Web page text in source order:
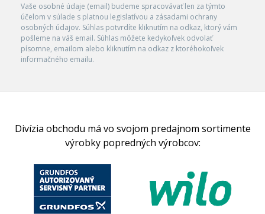
Vaše osobné údaje (email) budeme spracovávať len za týmto
účelom v súlade s platnou legislatívou a zásadami ochrany
osobných údajov. Súhlas potvrdíte kliknutím na odkaz, ktorý vám
pošleme na váš email. Súhlas môžete kedykoľvek odvolať
písomne, emailom alebo kliknutím na odkaz z ktoréhokoľvek
informačného emailu.
Divízia obchodu má vo svojom predajnom sortimente
výrobky popredných výrobcov: